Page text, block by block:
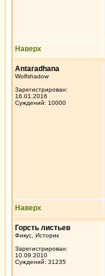
Наверх
Antaradhana
Wolfshadow
Зарегистрирован:
16.01.2016
Суждений: 10000
Наверх
Горсть листьев
Фикус, Историк
Зарегистрирован:
10.09.2010
Суждений: 31235